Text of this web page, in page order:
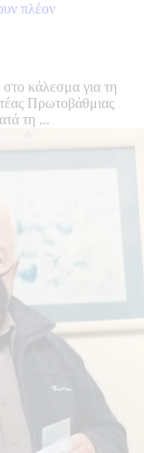
πλέον
κάλεσμα για τη
Πρωτοβάθμιας
τη ...